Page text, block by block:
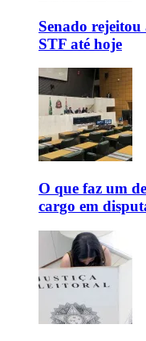
Senado rejeitou
STF até hoje
O que faz um
cargo em